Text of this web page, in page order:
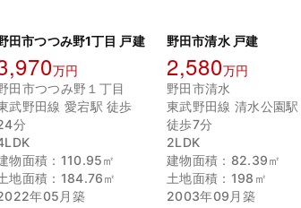
田市つつみ野1丁目 戸建
万円
田市つつみ野１丁目
武野田線 愛宕駅 徒歩
分
物面積：110.95㎡
地面積：184.76㎡
年05月築
野田市清水 戸建
2,580万円
野田市清水
東武野田線 清水公園駅
徒歩7分
2LDK
建物面積：82.39㎡
土地面積：198㎡
2003年09月築